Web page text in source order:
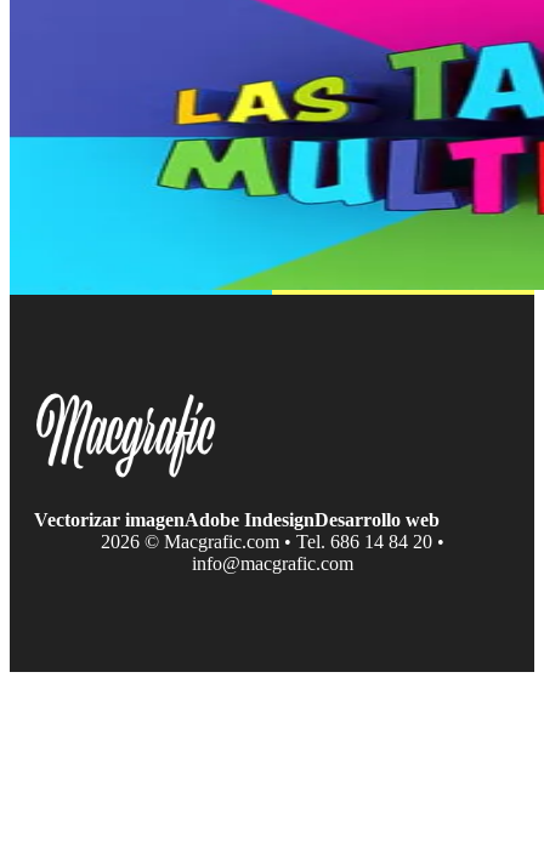
Vectorizar imagenAdobe IndesignDesarrollo web
2026 © Macgrafic.com • Tel. 686 14 84 20 •
info@macgrafic.com